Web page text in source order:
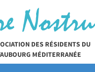
DES RÉSIDENTS DU
MÉDITERRANÉE